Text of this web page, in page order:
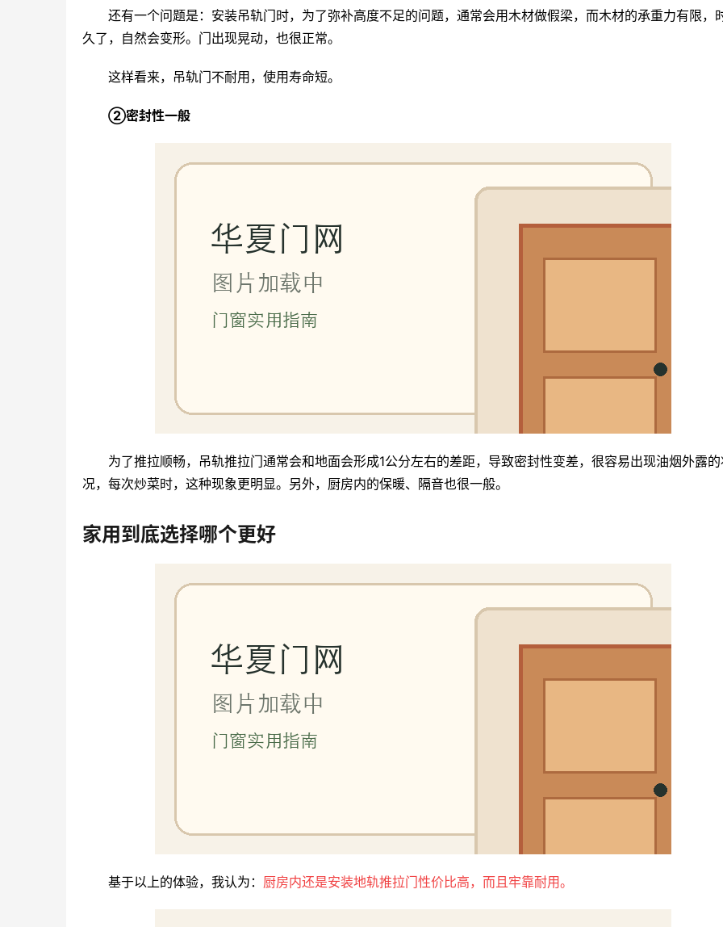
还有一个问题是：安装吊轨门时，为了弥补高度不足的问题，通常会用木材做假梁，而木材的承重力有限，
久了，自然会变形。门出现晃动，也很正常。
这样看来，吊轨门不耐用，使用寿命短。
②密封性一般
为了推拉顺畅，吊轨推拉门通常会和地面会形成1公分左右的差距，导致密封性变差，很容易出现油烟外露
况，每次炒菜时，这种现象更明显。另外，厨房内的保暖、隔音也很一般。
家用到底选择哪个更好
基于以上的体验，我认为： 厨房内还是安装地轨推拉门性价比高，而且牢靠耐用。